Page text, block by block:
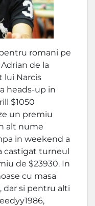
romani pe
de la
lui Narcis
heads-up in
$1050
un premiu
alt nume
in weekend a
castigat turneul
de $23930. In
cu masa
dar si pentru alti